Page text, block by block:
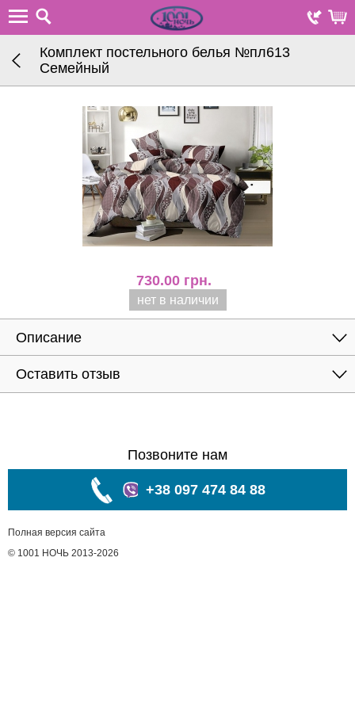
Комплект постельного белья №пл613
Семейный
730.00 грн.
нет в наличии
Описание
Оставить отзыв
Позвоните нам
+38 097 474 84 88
Полная версия сайта
© 1001 НОЧЬ 2013-2026